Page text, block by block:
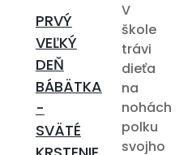
PRVÝ
VEĽKÝ
DEŇ
BÁBÄTKA
-
SVÄTÉ
V
škole
trávi
dieťa
na
nohách
polku
svojho